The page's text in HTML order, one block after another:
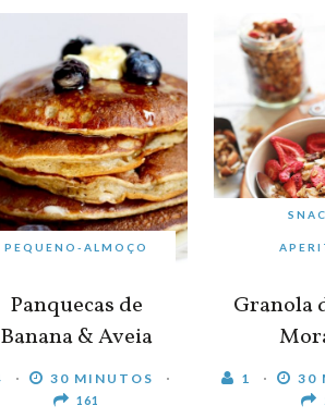
PEQUENO-ALMOÇO
Panquecas de
Banana & Aveia
30 MINUTOS
161
Granola
1 30